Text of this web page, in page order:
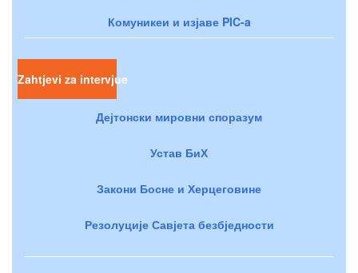
Комуникеи и изјаве PIC-a
Zahtjevi za intervjue
Дејтонски мировни споразум
Устав БиХ
Закони Босне и Херцеговине
Резолуције Савјета безбједности